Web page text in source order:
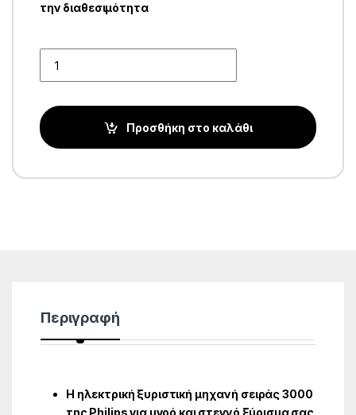
την διαθεσιμότητα
Προσθήκη στο καλάθι
Περιγραφή
Η ηλεκτρική ξυριστική μηχανή σειράς 3000
της Philips για υγρό και στεγνό ξύρισμα σας